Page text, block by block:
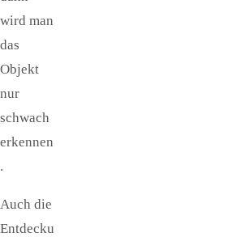
wird man
das
Objekt
nur
schwach
erkennen
.
Auch die
Entdecku